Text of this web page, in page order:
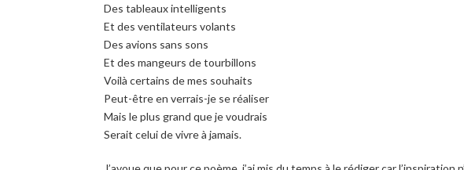
Des tableaux intelligents
Et des ventilateurs volants
Des avions sans sons
Et des mangeurs de tourbillons
Voilà certains de mes souhaits
Peut-être en verrais-je se réaliser
Mais le plus grand que je voudrais
Serait celui de vivre à jamais.